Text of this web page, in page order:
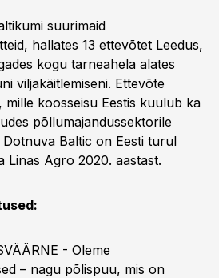
suurimaid
hallates 13 ettevõtet Leedus,
kogu tarneahela alates
viljakäitlemiseni. Ettevõte
koosseisu Eestis kuulub ka
põllumajandussektorile
Baltic on Eesti turul
Linas Agro 2020. aastast.
- Oleme
– nagu põlispuu, mis on